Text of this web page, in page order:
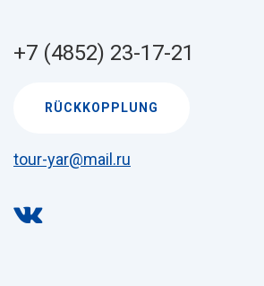
+7 (4852) 23-17-21
RÜCKKOPPLUNG
tour-yar@mail.ru